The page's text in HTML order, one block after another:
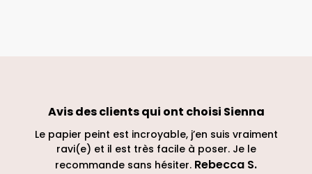
Avis des clients qui ont choisi Sienna
Le papier peint est incroyable, j’en suis vraiment
ravi(e) et il est très facile à poser. Je le
recommande sans hésiter. Rebecca S.